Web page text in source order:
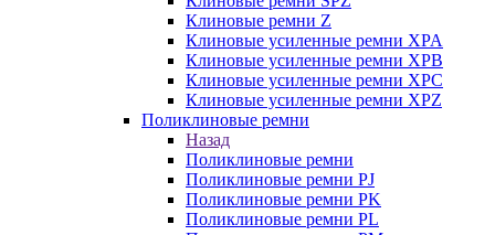
Клиновые ремни Z
Клиновые усиленные ремни XPA
Клиновые усиленные ремни XPB
Клиновые усиленные ремни XPC
Клиновые усиленные ремни XPZ
Поликлиновые ремни
Назад
Поликлиновые ремни
Поликлиновые ремни PJ
Поликлиновые ремни PK
Поликлиновые ремни PL